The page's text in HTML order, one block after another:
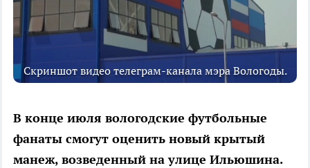
Скриншот видео телеграм-канала мэра Вологоды.
В конце июля вологодские футбольные
фанаты смогут оценить новый крытый
манеж, возведенный на улице Ильюшина.